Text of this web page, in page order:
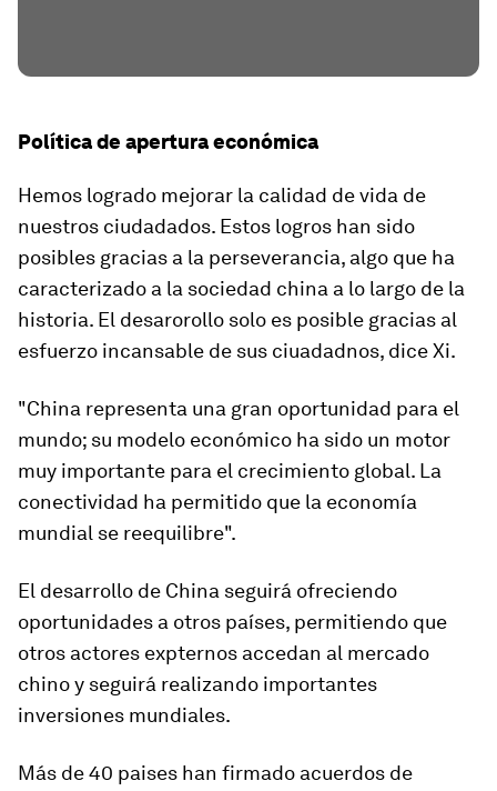
Política de apertura económica
Hemos logrado mejorar la calidad de vida de
nuestros ciudadados. Estos logros han sido
posibles gracias a la perseverancia, algo que ha
caracterizado a la sociedad china a lo largo de la
historia. El desarorollo solo es posible gracias al
esfuerzo incansable de sus ciuadadnos, dice Xi.
"China representa una gran oportunidad para el
mundo; su modelo económico ha sido un motor
muy importante para el crecimiento global. La
conectividad ha permitido que la economía
mundial se reequilibre".
El desarrollo de China seguirá ofreciendo
oportunidades a otros países, permitiendo que
otros actores expternos accedan al mercado
chino y seguirá realizando importantes
inversiones mundiales.
Más de 40 paises han firmado acuerdos de